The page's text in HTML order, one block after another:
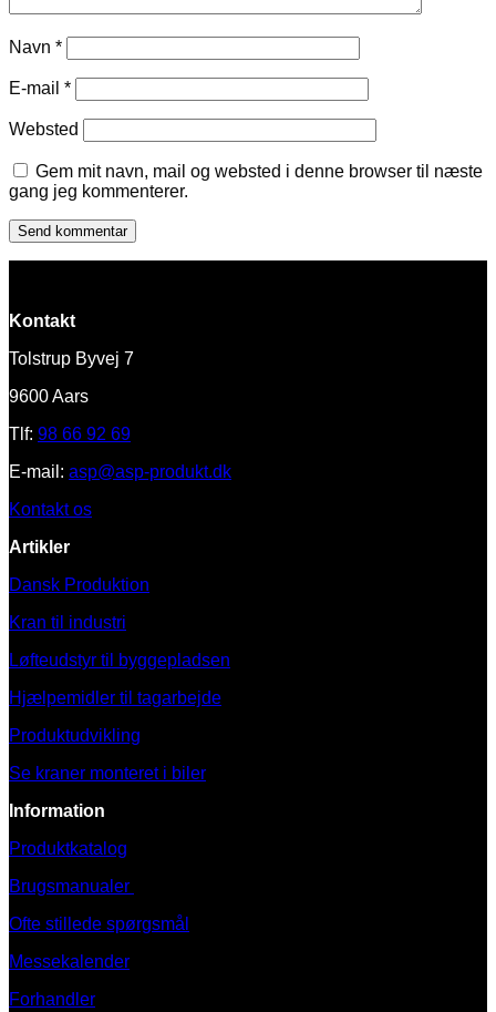
Navn *
E-mail *
Websted
Gem mit navn, mail og websted i denne browser til næste
gang jeg kommenterer.
Kontakt
Tolstrup Byvej 7
9600 Aars
Tlf: 98 66 92 69
E-mail: asp@asp-produkt.dk
Kontakt os
Artikler
Dansk Produktion
Kran til industri
Løfteudstyr til byggepladsen
Hjælpemidler til tagarbejde
Produktudvikling
Se kraner monteret i biler
Information
Produktkatalog
Brugsmanualer
Ofte stillede spørgsmål
Messekalender
Forhandler